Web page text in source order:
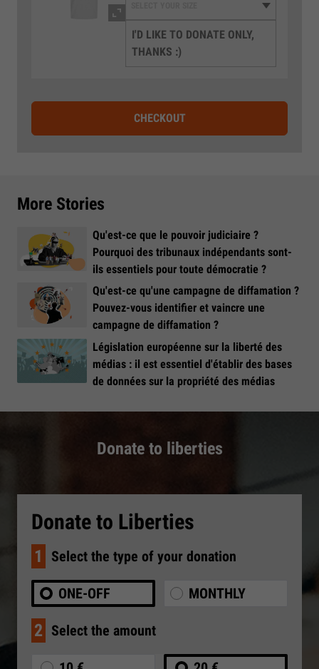
I'D LIKE TO DONATE ONLY,
THANKS :)
CHECKOUT
More Stories
Qu'est-ce que le pouvoir judiciaire ?
Pourquoi des tribunaux indépendants sont-
ils essentiels pour toute démocratie ?
Qu'est-ce qu'une campagne de diffamation ?
Pouvez-vous identifier et vaincre une
campagne de diffamation ?
Législation européenne sur la liberté des
médias : il est essentiel d'établir des bases
de données sur la propriété des médias
Donate to liberties
Donate to Liberties
1 Select the type of your donation
ONE-OFF MONTHLY
2 Select the amount